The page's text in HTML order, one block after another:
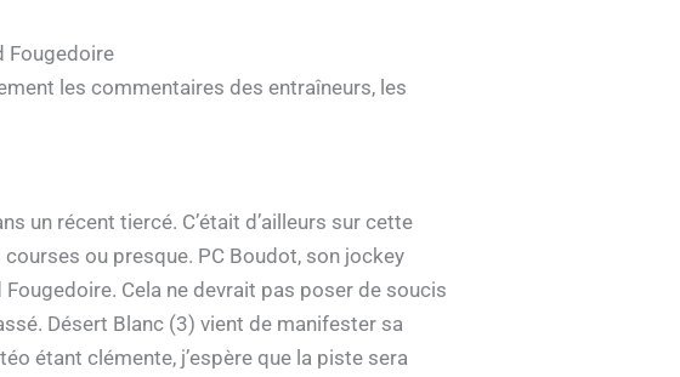
Fougedoire
les commentaires des entraîneurs, les
un récent tiercé. C’était d’ailleurs sur cette
ou presque. PC Boudot, son jockey
Cela ne devrait pas poser de soucis
Désert Blanc (3) vient de manifester sa
étant clémente, j’espère que la piste sera